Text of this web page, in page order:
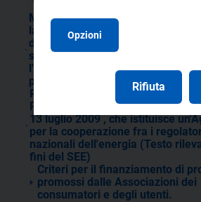
Misure urgenti per l'apertura dei
la realizzazione delle opere
digitalizzazione del Paese, la
semplificazione burocratica,
l'emergenza del dissesto
per la ripresa delle attivita'
Regolamento (CE) n. 713/2009 del
Parlamento europeo e del
13 luglio 2009 , che istituisce
per la cooperazione fra i
nazionali dell'energia (Testo
fini del SEE)
Criteri per il finanziamento di
promossi dalle Associazioni dei
consumatori e degli utenti.
Opzioni
Rifiuta